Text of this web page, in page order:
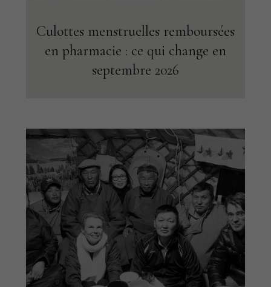
Culottes menstruelles remboursées
en pharmacie : ce qui change en
septembre 2026